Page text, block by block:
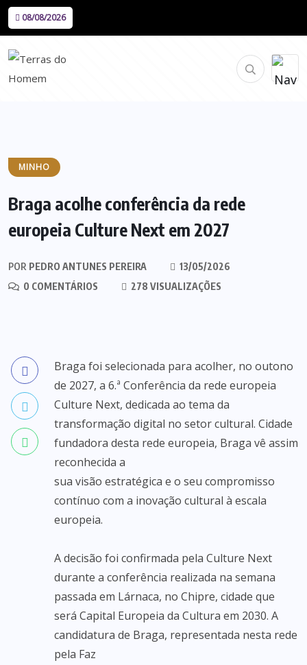
08/08/2026
MINHO
Braga acolhe conferência da rede
europeia Culture Next em 2027
POR PEDRO ANTUNES PEREIRA
13/05/2026
0 COMENTÁRIOS
278 VISUALIZAÇÕES
Braga foi selecionada para acolher, no outono
de 2027, a 6.ª Conferência da rede europeia
Culture Next, dedicada ao tema da
transformação digital no setor cultural. Cidade
fundadora desta rede europeia, Braga vê assim
reconhecida a
sua visão estratégica e o seu compromisso
contínuo com a inovação cultural à escala
europeia.
A decisão foi confirmada pela Culture Next
durante a conferência realizada na semana
passada em Lárnaca, no Chipre, cidade que
será Capital Europeia da Cultura em 2030. A
candidatura de Braga, representada nesta rede
pela Faz